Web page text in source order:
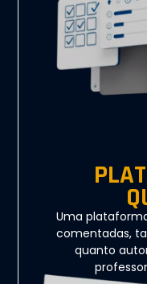
Uma
comentadas,
quanto